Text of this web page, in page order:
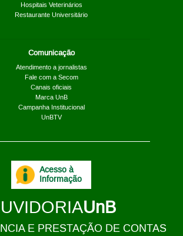
Hospitais Veterinários
Restaurante Universitário
Comunicação
Atendimento a jornalistas
Fale com a Secom
Canais oficiais
Marca UnB
Campanha Institucional
UnBTV
Acesso à
Informação
UnB
E PRESTAÇÃO DE CONTAS